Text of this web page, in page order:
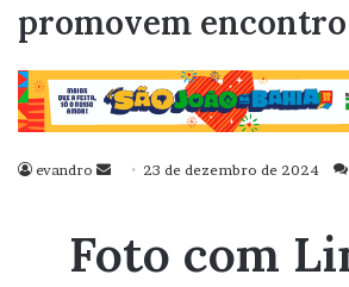
promovem encontro
evandro
Mande
mail
23 de dezembro de 2024
Foto com